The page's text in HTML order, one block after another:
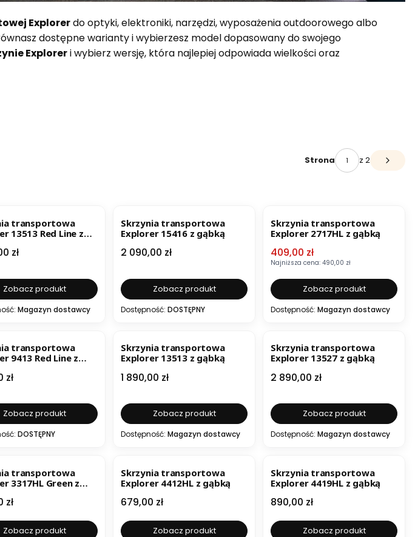
Explorerdo optyki, elektroniki, narzędzi, wyposażenia outdoorowego albo
dostępne warianty i wybierzesz model dopasowany do swojego
Exploreri wybierz wersję, która najlepiej odpowiada wielkości oraz
Strona z 2
transportowa
13513 Red Line z
zł
Zobacz produkt
Magazyn dostawcy
Skrzynia transportowa
Explorer 15416 z gąbką
Cena
2 090,00 zł
Zobacz produkt
Dostępność: DOSTĘPNY
Skrzynia transportowa
Explorer 2717HL z gąbką
Cena promocyjna
409,00 zł
Najniższa cena: 490,00 zł
Zobacz produkt
Dostępność: Magazyn dostawcy
transportowa
9413 Red Line z
zł
Zobacz produkt
DOSTĘPNY
Skrzynia transportowa
Explorer 13513 z gąbką
Cena
1 890,00 zł
Zobacz produkt
Dostępność: Magazyn dostawcy
Skrzynia transportowa
Explorer 13527 z gąbką
Cena
2 890,00 zł
Zobacz produkt
Dostępność: Magazyn dostawcy
transportowa
3317HL Green z
zł
Zobacz produkt
Skrzynia transportowa
Explorer 4412HL z gąbką
Cena
679,00 zł
Zobacz produkt
Skrzynia transportowa
Explorer 4419HL z gąbką
Cena
890,00 zł
Zobacz produkt